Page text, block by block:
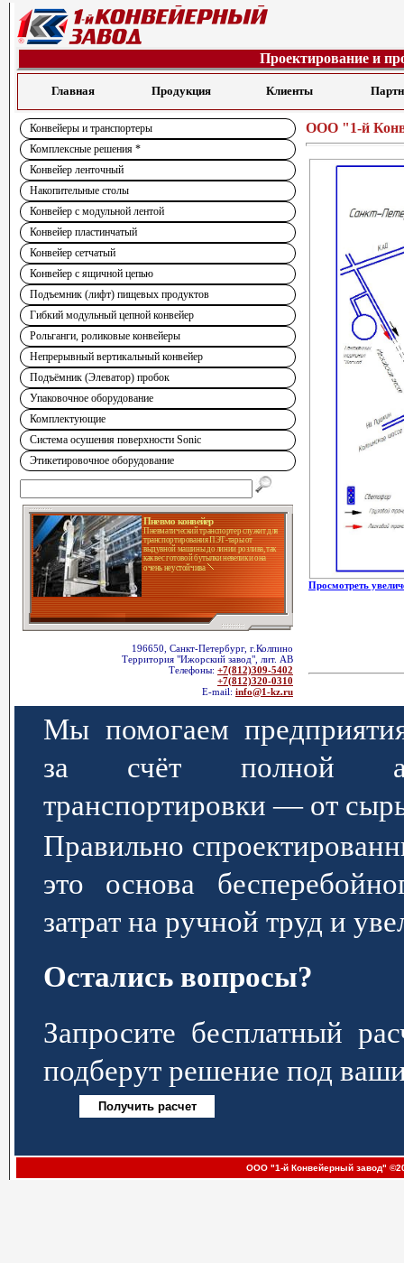
Проектирование и
Главная Продукция Клиенты
Конвейеры и транспортеры
Комплексные решения *
Конвейер ленточный
Накопительные столы
Конвейер с модульной лентой
Конвейер пластинчатый
Конвейер сетчатый
Конвейер с ящичной цепью
Подъемник (лифт) пищевых продуктов
Гибкий модульный цепной конвейер
Рольганги, роликовые конвейеры
Непрерывный вертикальный конвейер
Подъёмник (Элеватор) пробок
Упаковочное оборудование
Комплектующие
Система осушения поверхности Sonic
Этикетировочное оборудование
Пневмо конвейер
Пневматический транспортер служит для
транспортирования ПЭТ-тары от
выдувной машины до линии розлива, так
как вес готовой бутылки невелик и она
очень неустойчива
196650, Санкт-Петербург, г.Колпино
Территория "Ижорский завод", лит. АВ
Телефоны: +7(812)309-5402
+7(812)320-0310
E-mail: info@1-kz.ru
ООО "1-й
Просмотреть
Мы помогаем
за счёт полной
транспортировки — от
Правильно
это основа
затрат на ручной труд и
Остались вопросы?
Запросите бесплатный
подберут решение под
ООО "1-й Конвейерный завод"